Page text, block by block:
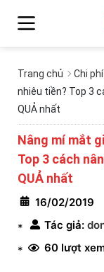
Trang chủ Chi phí
nhiêu tiền? Top 3
QUẢ nhất
Nâng mí mắt
Top 3 cách
QUẢ nhất
16/02/2019
*
Tác giả:
*
60 lượt